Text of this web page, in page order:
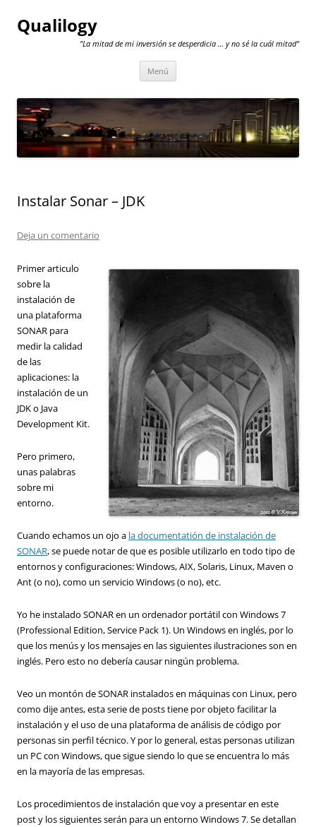
Qualilogy
"La mitad de mi inversión se desperdicia … y no sé la cuál mitad"
Menú
Instalar Sonar – JDK
Deja un comentario
Primer articulo
sobre la
instalación de
una plataforma
SONAR para
medir la calidad
de las
aplicaciones: la
instalación de un
JDK o Java
Development Kit.
Pero primero,
unas palabras
sobre mi
entorno.
Cuando echamos un ojo a la documentatión de instalación de
SONAR, se puede notar de que es posible utilizarlo en todo tipo de
entornos y configuraciones: Windows, AIX, Solaris, Linux, Maven o
Ant (o no), como un servicio Windows (o no), etc.
Yo he instalado SONAR en un ordenador portátil con Windows 7
(Professional Edition, Service Pack 1). Un Windows en inglés, por lo
que los menús y los mensajes en las siguientes ilustraciones son en
inglés. Pero esto no debería causar ningún problema.
Veo un montón de SONAR instalados en máquinas con Linux, pero
como dije antes, esta serie de posts tiene por objeto facilitar la
instalación y el uso de una plataforma de análisis de código por
personas sin perfil técnico. Y por lo general, estas personas utilizan
un PC con Windows, que sigue siendo lo que se encuentra lo más
en la mayoría de las empresas.
Los procedimientos de instalación que voy a presentar en este
post y los siguientes serán para un entorno Windows 7. Se detallan